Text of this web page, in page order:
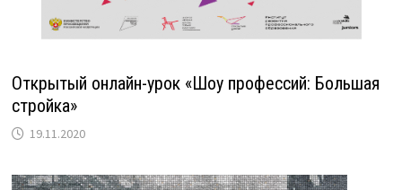
Открытый онлайн-урок «Шоу профессий: Большая
стройка»
19.11.2020